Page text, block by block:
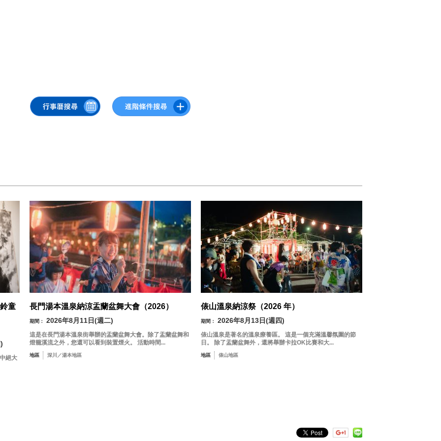
童
絕大
長門湯本溫泉納涼盂蘭盆舞大會（2026）
期間： 2026年8月11日(週二)
這是在長門湯本溫泉街舉辦的盂蘭盆舞大會。除了盂蘭盆舞和
燈籠溪流之外，您還可以看到裝置煙火。 活動時間...
地區 深川／湯本地區
俵山溫泉納涼祭（2026 年）
期間： 2026年8月13日(週四)
俵山溫泉是著名的溫泉療養區。 這是一個充滿溫馨氛圍的節
日。 除了盂蘭盆舞外，還將舉辦卡拉OK比賽和大...
地區 俵山地區